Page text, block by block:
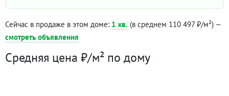
Сейчас в продаже в этом доме: 1 кв. (в среднем 110 497 ₽/м²) —
смотреть объявления
Средняя цена ₽/м² по дому